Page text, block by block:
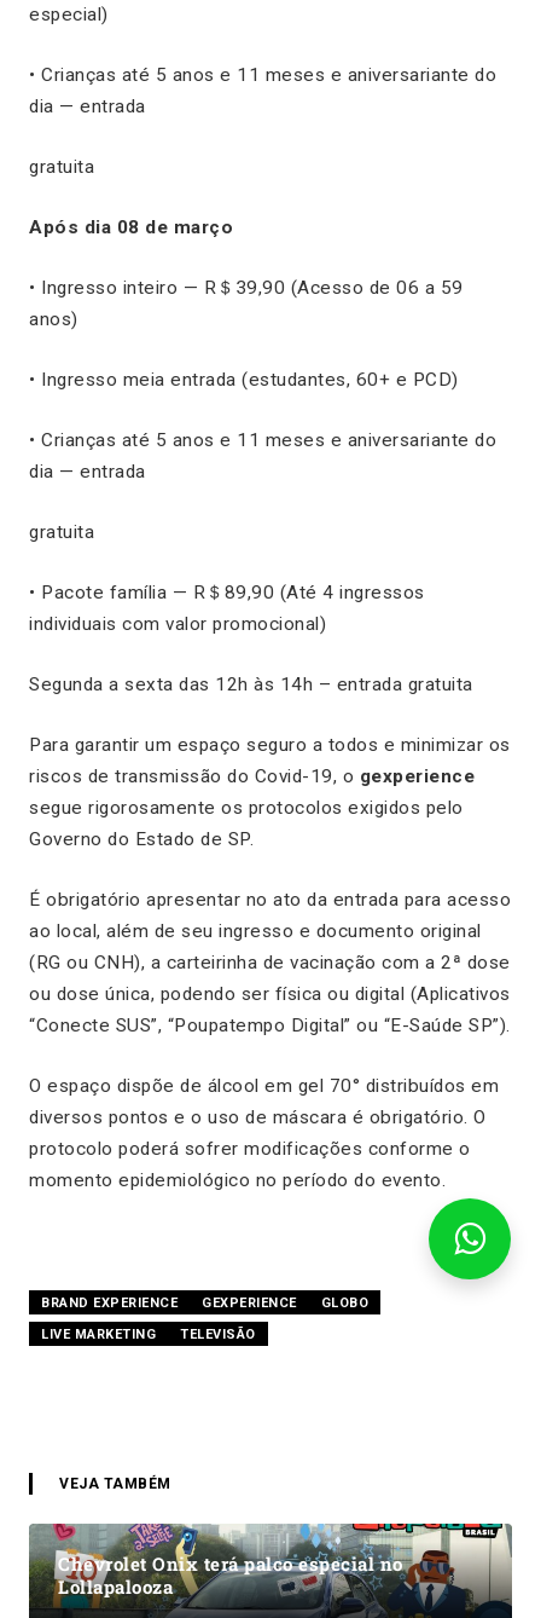
especial)
• Crianças até 5 anos e 11 meses e aniversariante do
dia — entrada
gratuita
Após dia 08 de março
• Ingresso inteiro — R＄39,90 (Acesso de 06 a 59
anos)
• Ingresso meia entrada (estudantes, 60+ e PCD)
• Crianças até 5 anos e 11 meses e aniversariante do
dia — entrada
gratuita
• Pacote família — R＄89,90 (Até 4 ingressos
individuais com valor promocional)
Segunda a sexta das 12h às 14h – entrada gratuita
Para garantir um espaço seguro a todos e minimizar os
riscos de transmissão do Covid-19, o gexperience
segue rigorosamente os protocolos exigidos pelo
Governo do Estado de SP.
É obrigatório apresentar no ato da entrada para acesso
ao local, além de seu ingresso e documento original
(RG ou CNH), a carteirinha de vacinação com a 2ª dose
ou dose única, podendo ser física ou digital (Aplicativos
“Conecte SUS”, “Poupatempo Digital” ou “E-Saúde SP”).
O espaço dispõe de álcool em gel 70° distribuídos em
diversos pontos e o uso de máscara é obrigatório. O
protocolo poderá sofrer modificações conforme o
momento epidemiológico no período do evento.
BRAND EXPERIENCE GEXPERIENCE
GLOBO
LIVE MARKETING
TELEVISÃO
VEJA TAMBÉM
Chevrolet Onix terá palco especial no
Lollapalooza